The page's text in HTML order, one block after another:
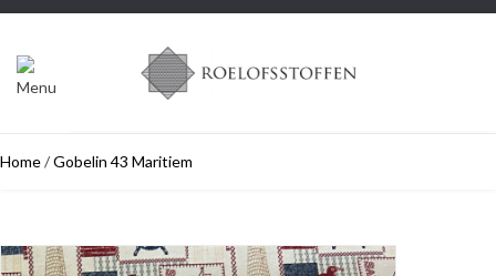
Projecten
Home/Gobelin 43 Maritiem